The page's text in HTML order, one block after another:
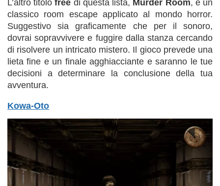
L’altro titolofree di questa lista, Murder Room, è un
classico room escape applicato al mondo horror.
Suggestivo sia graficamente che per il sonoro,
dovrai sopravvivere e fuggire dalla stanza cercando
di risolvere un intricato mistero. Il gioco prevede una
lieta fine e un finale agghiacciante e saranno le tue
decisioni a determinare la conclusione della tua
avventura.
Kowa-Oto